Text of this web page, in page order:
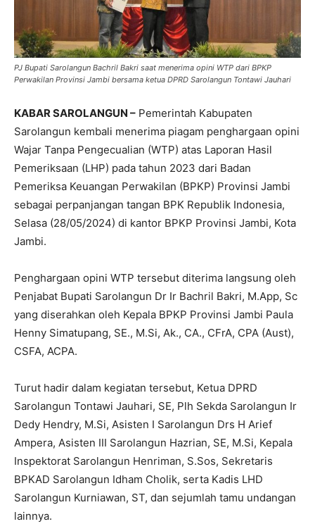
PJ Bupati Sarolangun Bachril Bakri saat menerima opini WTP dari BPKP
Perwakilan Provinsi Jambi bersama ketua DPRD Sarolangun Tontawi Jauhari
KABAR SAROLANGUN – Pemerintah Kabupaten
Sarolangun kembali menerima piagam penghargaan opini
Wajar Tanpa Pengecualian (WTP) atas Laporan Hasil
Pemeriksaan (LHP) pada tahun 2023 dari Badan
Pemeriksa Keuangan Perwakilan (BPKP) Provinsi Jambi
sebagai perpanjangan tangan BPK Republik Indonesia,
Selasa (28/05/2024) di kantor BPKP Provinsi Jambi, Kota
Jambi.
Penghargaan opini WTP tersebut diterima langsung oleh
Penjabat Bupati Sarolangun Dr Ir Bachril Bakri, M.App, Sc
yang diserahkan oleh Kepala BPKP Provinsi Jambi Paula
Henny Simatupang, SE., M.Si, Ak., CA., CFrA, CPA (Aust),
CSFA, ACPA.
Turut hadir dalam kegiatan tersebut, Ketua DPRD
Sarolangun Tontawi Jauhari, SE, Plh Sekda Sarolangun Ir
Dedy Hendry, M.Si, Asisten I Sarolangun Drs H Arief
Ampera, Asisten III Sarolangun Hazrian, SE, M.Si, Kepala
Inspektorat Sarolangun Henriman, S.Sos, Sekretaris
BPKAD Sarolangun Idham Cholik, serta Kadis LHD
Sarolangun Kurniawan, ST, dan sejumlah tamu undangan
lainnya.